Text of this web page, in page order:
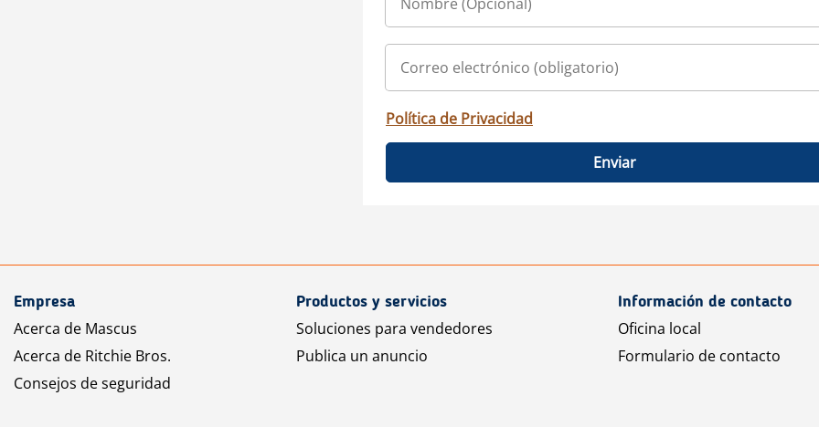
Política de Privacidad
Enviar
Empresa
Acerca de Mascus
Acerca de Ritchie Bros.
Consejos de seguridad
Productos y servicios
Soluciones para vendedores
Publica un anuncio
Información de contacto
Oficina local
Formulario de contacto